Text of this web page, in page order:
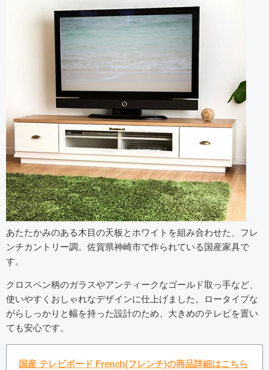
あたたかみのある木目の天板とホワイトを組み合わせた、フレ
ンチカントリー調。佐賀県神崎市で作られている国産家具で
す。
クロスペン柄のガラスやアンティークなゴールド取っ手など、
使いやすくおしゃれなデザインに仕上げました。ロータイプな
がらしっかりと幅を持った設計のため、大きめのテレビを置い
ても安心です。
国産 テレビボード French(フレンチ)の商品詳細はこちら